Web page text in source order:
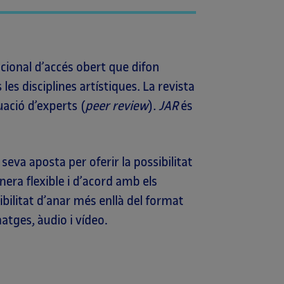
d’accés obert que difon
disciplines artístiques. La revista
d’experts (peer review).JARés
seva aposta per oferir la possibilitat
flexible i d’acord amb els
d’anar més enllà del format
àudio i vídeo.